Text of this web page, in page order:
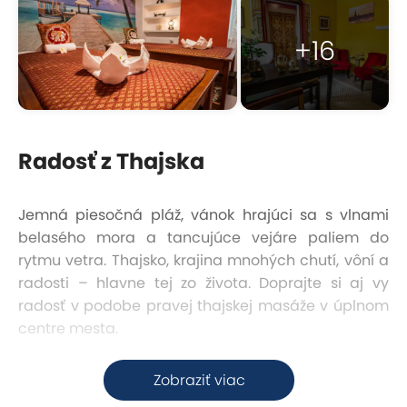
+16
Zobraziť viac
Radosť z Thajska
Jemná piesočná pláž, vánok hrajúci sa s vlnami
belasého mora a tancujúce vejáre paliem do
rytmu vetra. Thajsko, krajina mnohých chutí, vôní a
radosti – hlavne tej zo života. Doprajte si aj vy
radosť v podobe pravej thajskej masáže v úplnom
centre mesta.
Skvelá dostupnosť